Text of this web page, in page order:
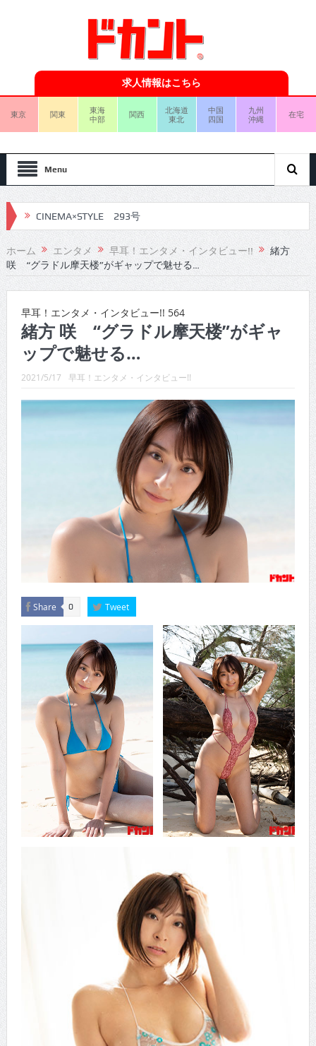
求人情報はこちら
東京 関東
東海
中部
関西
北海道
東北
中国
四国
九州
沖縄
在宅
Menu
CINEMA×STYLE 293号
CINEMA×STYLE 292号
CINEMA×STYLE 291号
CINEMA×STYLE 289号
CINEMA×STYLE 288号
CINEMA×STYLE 287号
CINEMA×STYLE 286号
CINEMA×STYLE 285号
CINEMA×STYLE 294号
ホーム エンタメ 早耳！エンタメ・インタビュー!!
緒方
咲 “グラドル摩天楼”がギャップで魅せる…
早耳！エンタメ・インタビュー!! 564
緒方 咲 “グラドル摩天楼”がギャ
ップで魅せる…
2021/5/17 早耳！エンタメ・インタビュー!!
Share 0 Tweet